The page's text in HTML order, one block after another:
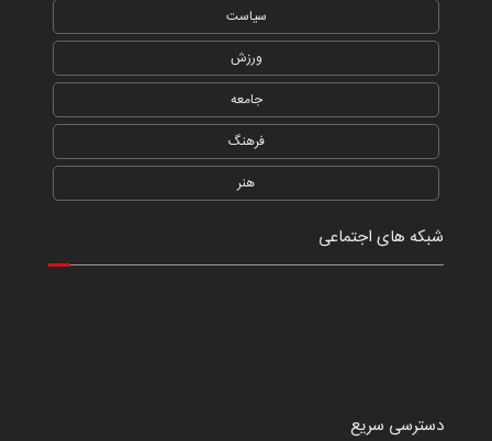
سیاست
ورزش
جامعه
فرهنگ
هنر
شبکه های اجتماعی
دسترسی سریع